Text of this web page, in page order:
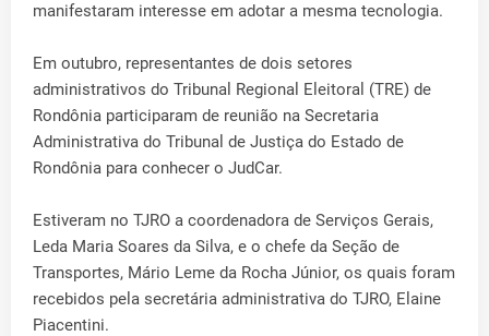
manifestaram interesse em adotar a mesma tecnologia.
Em outubro, representantes de dois setores
administrativos do Tribunal Regional Eleitoral (TRE) de
Rondônia participaram de reunião na Secretaria
Administrativa do Tribunal de Justiça do Estado de
Rondônia para conhecer o JudCar.
Estiveram no TJRO a coordenadora de Serviços Gerais,
Leda Maria Soares da Silva, e o chefe da Seção de
Transportes, Mário Leme da Rocha Júnior, os quais foram
recebidos pela secretária administrativa do TJRO, Elaine
Piacentini.